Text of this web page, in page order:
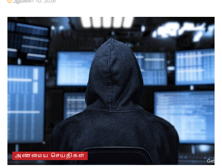
அண்மைய செய்திகள்